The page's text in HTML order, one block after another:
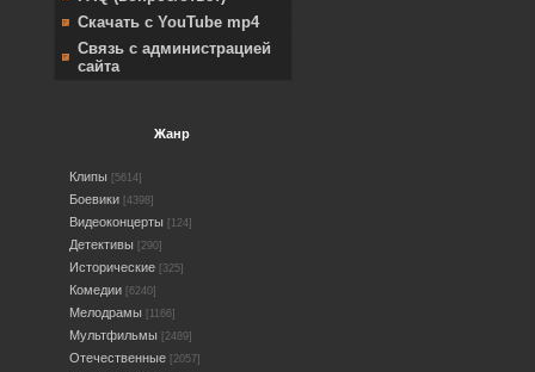
Скачать с YouTube mp4
Связь с администрацией
сайта
Жанр
Клипы [5614]
Боевики [4398]
Видеоконцерты [124]
Детективы [290]
Исторические [325]
Комедии [6240]
Мелодрамы [1166]
Мультфильмы [2489]
Отечественные [2057]